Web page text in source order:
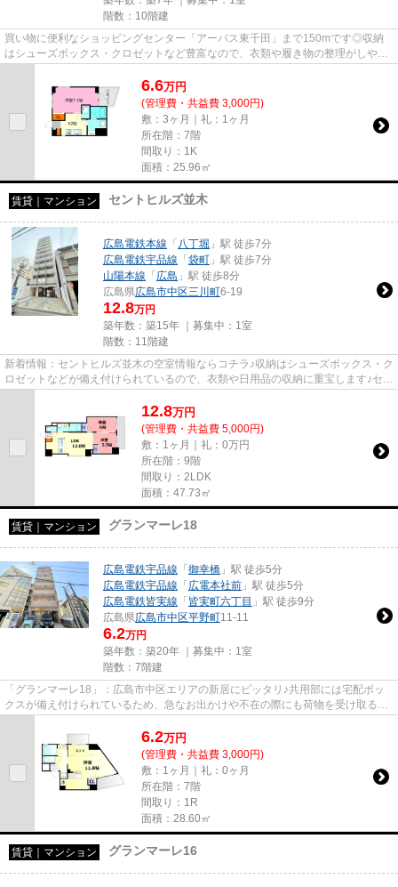
階数：10階建
買い物に便利なショッピングセンター「アーバス東千田」まで150mです◎収納
はシューズボックス・クロゼットなど豊富なので、衣類や履き物の整理がしやす
6.6万円
(管理費・共益費 3,000円)
敷：3ヶ月｜礼：1ヶ月
所在階：7階
間取り：1K
面積：25.96㎡
賃貸｜マンション セントヒルズ並木
広島電鉄本線 「 八丁堀 」駅 徒歩7分
広島電鉄宇品線 「 袋町 」駅 徒歩7分
山陽本線 「 広島 」駅 徒歩8分
広島県広島市中区三川町6-19
12.8万円
築年数：築15年 ｜募集中： 1室
階数：11階建
新着情報：セントヒルズ並木の空室情報ならコチラ♪収納はシューズボックス・ク
ロゼットなどが備え付けられているので、衣類や日用品の収納に重宝します♪セキ
12.8万円
(管理費・共益費 5,000円)
敷：1ヶ月｜礼：0万円
所在階：9階
間取り：2LDK
面積：47.73㎡
賃貸｜マンション グランマーレ18
広島電鉄宇品線 「 御幸橋 」駅 徒歩5分
広島電鉄宇品線 「 広電本社前 」駅 徒歩5分
広島電鉄皆実線 「 皆実町六丁目 」駅 徒歩9分
広島県広島市中区平野町11-11
6.2万円
築年数：築20年 ｜募集中： 1室
階数：7階建
「グランマーレ18」：広島市中区エリアの新居にピッタリ♪共用部には宅配ボッ
クスが備え付けられているため、急なお出かけや不在の際にも荷物を受け取るこ
6.2万円
(管理費・共益費 3,000円)
敷：1ヶ月｜礼：0ヶ月
所在階：7階
間取り：1R
面積：28.60㎡
賃貸｜マンション グランマーレ16